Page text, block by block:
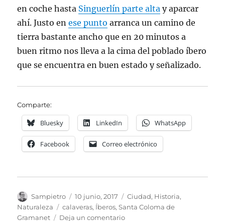
en coche hasta Singuerlín parte alta y aparcar
ahí. Justo enese punto arranca un camino de
tierra bastante ancho que en 20 minutos a
buen ritmo nos lleva a la cima del poblado íbero
que se encuentra en buen estado y señalizado.
Comparte:
Bluesky LinkedIn WhatsApp
Facebook Correo electrónico
Autor
Sampietro
Publicado
el
10 junio, 2017 Categorías
Ciudad, Historia,
Naturaleza
Etiquetas
calaveras, Íberos,Santa Coloma de
Gramanet
Deja un comentarioen